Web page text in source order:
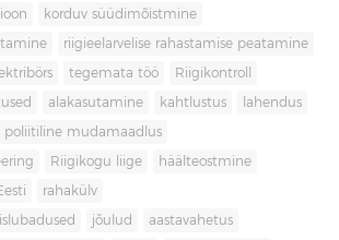
korduv süüdimõistmine
riigieelarvelise rahastamise peatamine
tegemata töö Riigikontroll
alakasutamine kahtlustus lahendus
poliitiline mudamaadlus
Riigikogu liige häälteostmine
rahakülv
jõulud aastavahetus